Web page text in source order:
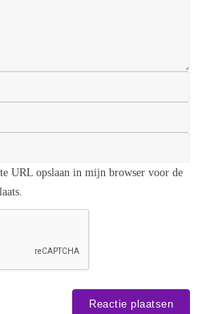
URL opslaan in mijn browser voor de